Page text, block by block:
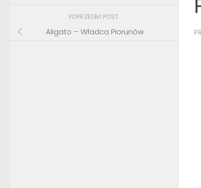
POPRZEDNI POST
Aligato – Władca Piorunów